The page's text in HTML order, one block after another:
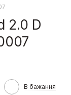
2.0 D
В бажання